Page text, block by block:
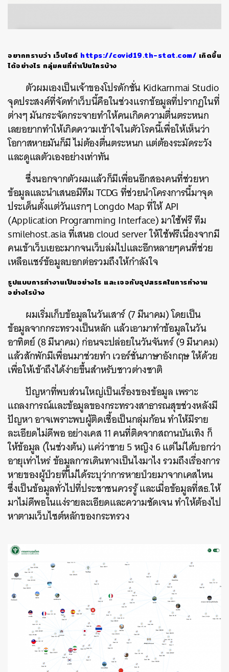
อยากทราบว่า เว็บไซต์ https://covid19.th-stat.com/ เกิดขึ้น
ได้อย่างไร กลุ่มคนที่ทำเป็นใครบ้าง
ตัวผมเองเป็นเจ้าของโปรดักชั่น Kidkarnmai Studio
จุดประสงค์ที่จัดทำเว็บนี้คือในช่วงแรกข้อมูลที่ปรากฏในที่
ต่างๆ มันกระจัดกระจายทำให้คนเกิดความตื่นตระหนก
เลยอยากทำให้เกิดความเข้าใจในตัวโรคนี้เพื่อให้เห็นว่า
โอกาสหายมันก็มี ไม่ต้องตื่นตระหนก แต่ต้องระมัดระวัง
และดูแลตัวเองอย่างเท่าทัน
ซึ่งนอกจากตัวผมแล้วก็มีเพื่อนอีกสองคนที่ช่วยหา
ข้อมูลและนำเสนอมีทีม TCDG ที่ช่วยนำโครงการนี้มาจุด
ประเด็นตั้งแต่วันแรกๆ Longdo Map ที่ให้ API
(Application Programming Interface) มาใช้ฟรี ทีม
smilehost.asia ที่เสนอ cloud server ให้ใช้ฟรีเนื่องจากมี
คนเข้าเว็บเยอะมากจนเว็บล่มไปและอีกหลายๆคนที่ช่วย
เหลือแชร์ข้อมูลบอกต่อรวมถึงให้กำลังใจ
รูปแบบการทำงานเป็นอย่างไร และเจอกับอุปสรรคในการทำงาน
อย่างไรบ้าง
ผมเริ่มเก็บข้อมูลในวันเสาร์ (7 มีนาคม) โดยเป็น
ข้อมูลจากกระทรวงเป็นหลัก แล้วเอามาทำข้อมูลในวัน
อาทิตย์ (8 มีนาคม) ก่อนจะปล่อยในวันจันทร์ (9 มีนาคม)
แล้วสักพักมีเพื่อนมาช่วยทำ เวอร์ชั่นภาษาอังกฤษ ให้ด้วย
เพื่อให้เข้าถึงได้ง่ายขึ้นสำหรับชาวต่างชาติ
ปัญหาที่พบส่วนใหญ่เป็นเรื่องของข้อมูล เพราะ
แถลงการณ์และข้อมูลของกระทรวงสาธารณสุขช่วงหลังมี
ปัญหา อาจเพราะพบผู้ติดเชื้อเป็นกลุ่มก้อน ทำให้มีราย
ละเอียดไม่ดีพอ อย่างเคส 11 คนที่ติดจากสถานบันเทิง ก็
ให้ข้อมูล (ในช่วงต้น) แค่ว่าชาย 5 หญิง 6 แต่ไม่ได้บอกว่า
อายุเท่าไหร่ ข้อมูลการเดินทางเป็นไงมาไง รวมถึงเรื่องการ
หายของผู้ป่วยที่ไม่ได้ระบุว่าการหายป่วยมาจากเคสไหน
ซึ่งเป็นข้อมูลทั่วไปที่ประชาชนควรรู้ และเมื่อข้อมูลที่สธ.ให้
มาไม่ดีพอในแง่รายละเอียดและความชัดเจน ทำให้ต้องไป
หาตามเว็บไซต์หลักของกระทรวง